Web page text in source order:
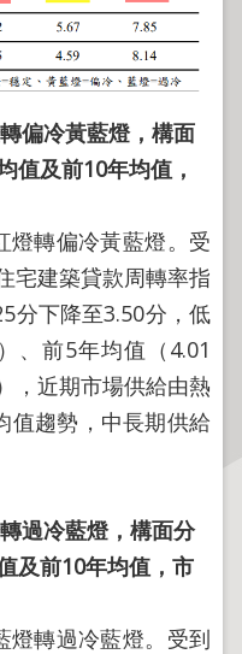
偏冷黃藍燈，構面
值及前10年均值，
轉偏冷黃藍燈。受
宅建築貸款周轉率指
分下降至3.50分，低
、前5年均值（4.01
，近期市場供給由熱
值趨勢，中長期供給
過冷藍燈，構面分
及前10年均值，市
轉過冷藍燈。受到